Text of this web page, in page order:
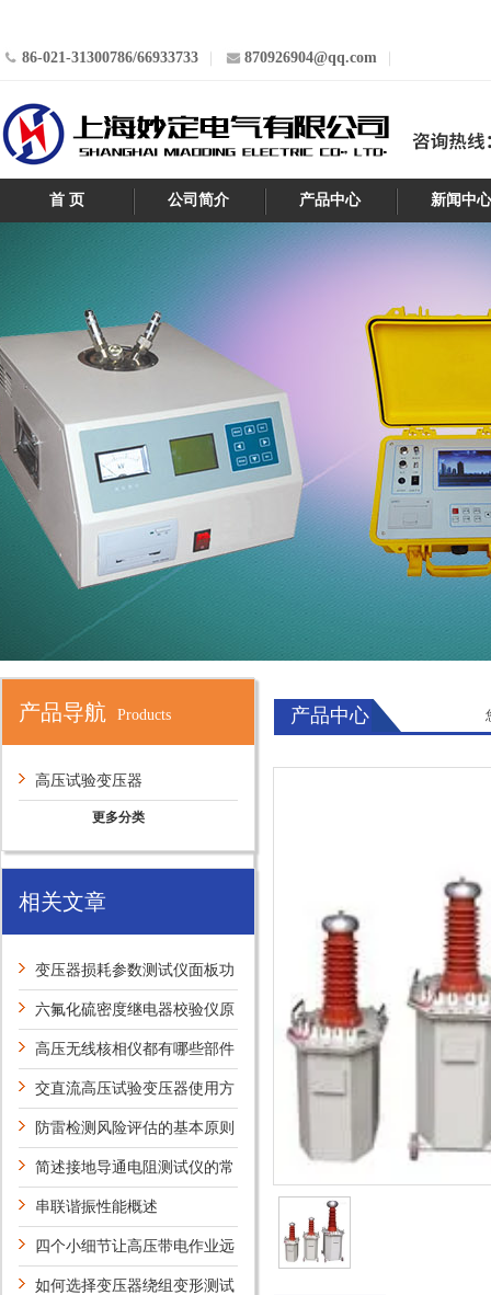
86-021-31300786/66933733 870926904@qq.com
首 页 公司简介 产品中心 新闻中
产品导航 Products
高压试验变压器
更多分类
相关文章
变压器损耗参数测试仪面板功
能介绍
六氟化硫密度继电器校验仪原
理是什么其功能特点有哪些
高压无线核相仪都有哪些部件
构成交直流高压试验变压器使用方
法 防雷检测风险评估的基本原则
及勘查制度
简述接地导通电阻测试仪的常
见故障发生原因及解决方法
串联谐振性能概述
四个小细节让高压带电作业远
离危险
如何选择变压器绕组变形测试
产品中心